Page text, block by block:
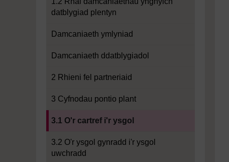
datblygiad plentyn
Damcaniaeth ymlyniad
Damcaniaeth ddatblygiadol
2 Rhieni fel partneriaid
3 Cyfnodau pontio plant
3.1 O'r cartref i'r ysgol
3.2 O'r ysgol gynradd i'r ysgol
uwchradd